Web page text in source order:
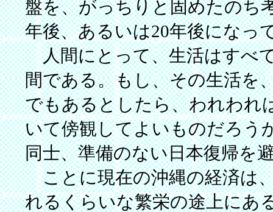
盤を、がっちりと固めたのち
年後、あるいは20年後になっ
人間にとって、生活はすべ
間である。もし、その生活を
でもあるとしたら、われわれ
いて傍観してよいものだろ
同士、準備のない日本復帰を
ことに現在の沖縄の経済は
れるくらいな繁栄の途上にあ